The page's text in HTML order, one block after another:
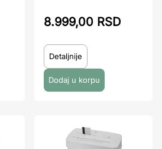
8.999,00 RSD
Detaljnije